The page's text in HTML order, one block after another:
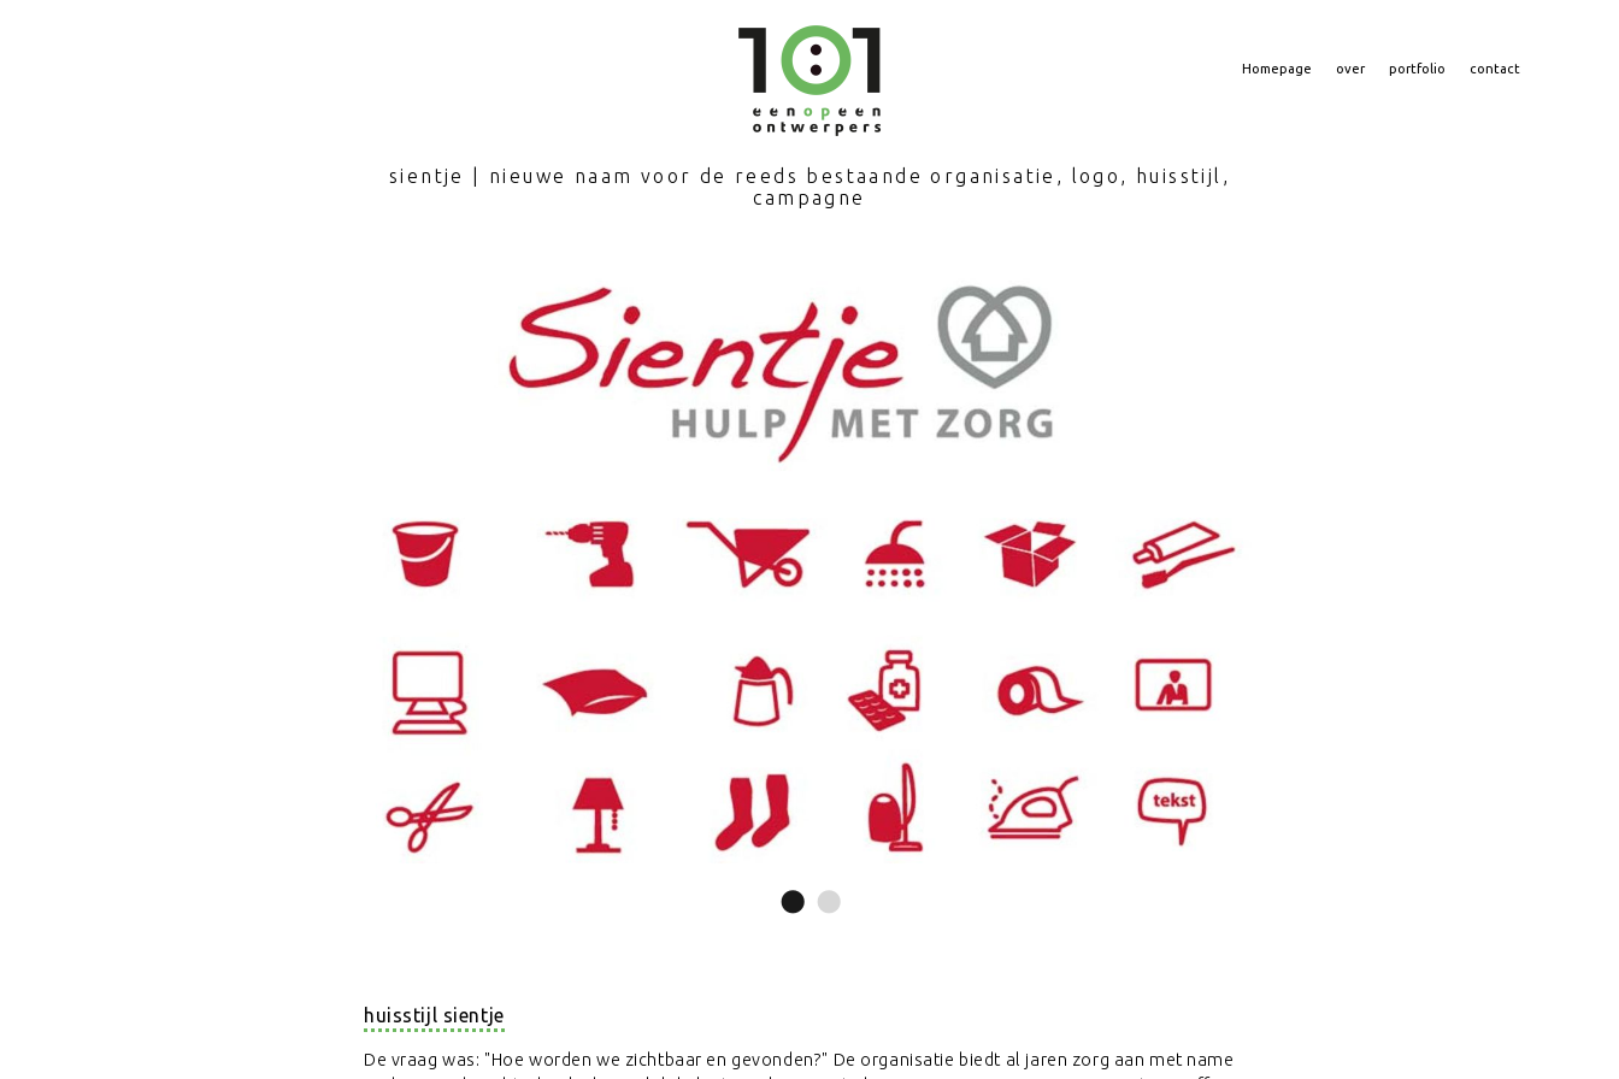
Homepage over portfolio contact
sientje | nieuwe naam voor de reeds bestaande organisatie, logo, huisstijl,
campagne
huisstijl sientje
De vraag was: "Hoe worden we zichtbaar en gevonden?" De organisatie biedt al jaren zorg aan met name